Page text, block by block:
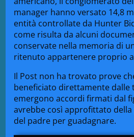
manager hanno versato 14,8
entità controllate da Hunter
come risulta da alcuni
conservate nella memoria di
ritenuto appartenere proprio
Il Post non ha trovato prove
beneficiato direttamente dalle
emergono accordi firmati dal
avrebbe così approfittato
del padre per guadagnare.